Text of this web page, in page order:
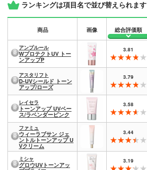
ランキングは項目名で並び替えられます
商品 画像 総合評価順
アンプルール
WプロテクトUV トー
ンアップP
3.81
アスタリフト
D-UVシールド トーン
アップ/ローズ
3.79
レイセラ
トーンアップ UVベー
ス/ラベンダーピンク
3.58
ファミュ
ウィーラブサン ジェ
ントルトーンアップ U
Vクリーム
3.44
ミシャ
グロウUVトーンアッ
3.19